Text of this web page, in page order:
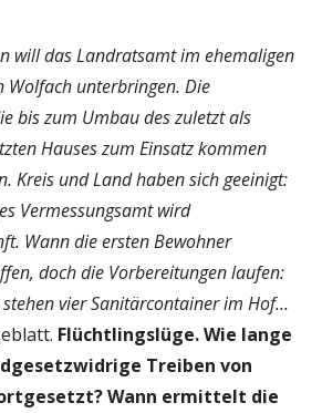
will das Landratsamt im ehemaligen
Wolfach unterbringen. Die
bis zum Umbau des zuletzt als
Hauses zum Einsatz kommen
Kreis und Land haben sich geeinigt:
Vermessungsamt wird
Wann die ersten Bewohner
doch die Vorbereitungen laufen:
vier Sanitärcontainer im Hof...
Flüchtlingslüge. Wie lange
Treiben von
Wann ermittelt die